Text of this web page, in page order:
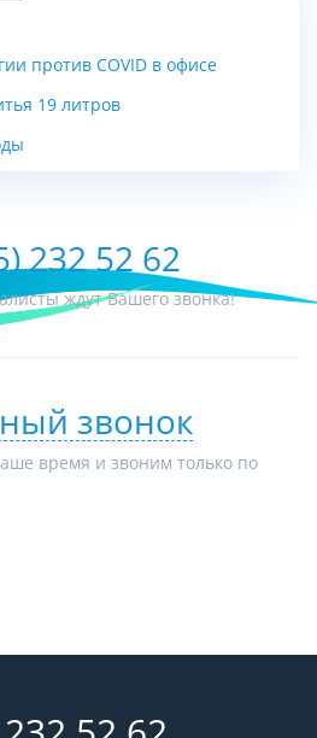
против COVID в офисе
19 литров
232 52 62
ждут Вашего звонка!
звонок
время и звоним только по